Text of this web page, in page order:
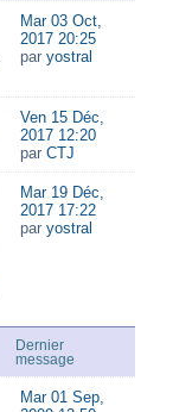
Mar 03 Oct,
2017 20:25
par yostral
Ven 15 Déc,
2017 12:20
par CTJ
Mar 19 Déc,
2017 17:22
par yostral
Dernier
message
Mar 01 Sep,